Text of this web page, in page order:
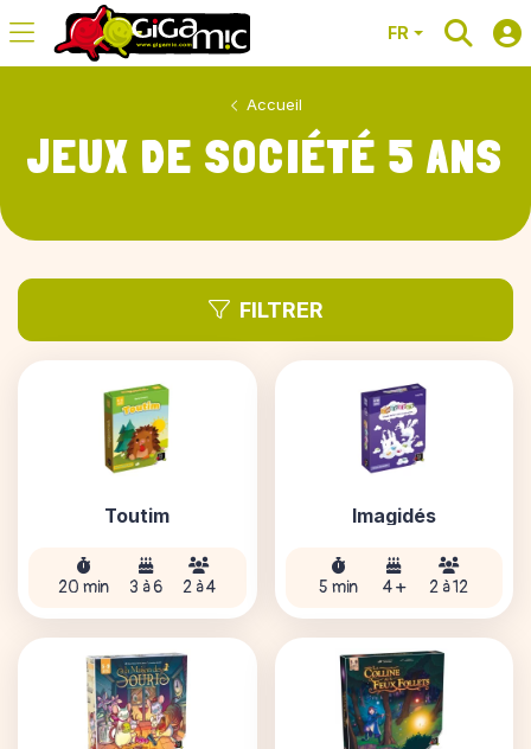
FR
Accueil
JEUX DE SOCIÉTÉ 5 ANS
FILTRER
Toutim
20 min 3 à 6 2 à 4
Imagidés
5 min 4 + 2 à 12